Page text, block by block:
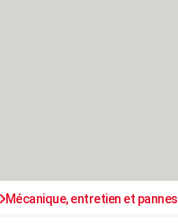
Mécanique, entretien et pannes